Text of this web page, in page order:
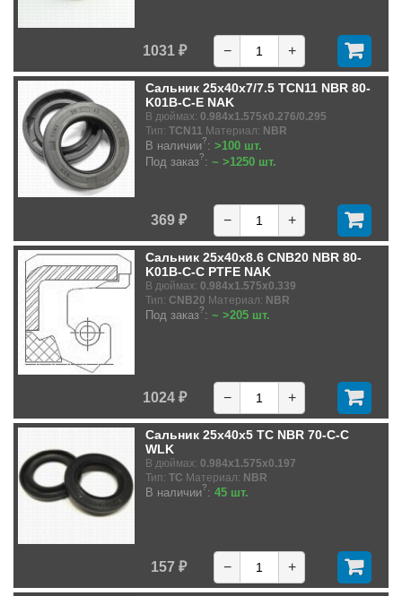
1031 ₽ − +
Сальник 25x40x7/7.5 TCN11 NBR 80-
K01B-C-E NAK
В дюймах: 0.984x1.575x0.276/0.295
Тип: TCN11 Материал: NBR
В наличии?: >100 шт.
Под заказ?: ~ >1250 шт.
369 ₽ − +
Сальник 25x40x8.6 CNB20 NBR 80-
K01B-C-C PTFE NAK
В дюймах: 0.984x1.575x0.339
Тип: CNB20 Материал: NBR
Под заказ?: ~ >205 шт.
1024 ₽ − +
Сальник 25x40x5 TC NBR 70-C-C
WLK
В дюймах: 0.984x1.575x0.197
Тип: TC Материал: NBR
В наличии?: 45 шт.
157 ₽ − +